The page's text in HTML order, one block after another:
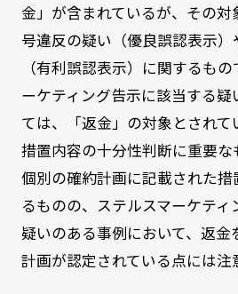
金」が含まれているが、その
号違反の疑い（優良誤認表示
（有利誤認表示）に関するも
ーケティング告示に該当する
ては、「返金」の対象とされ
措置内容の十分性判断に重要
個別の確約計画に記載された
るものの、ステルスマーケティ
疑いのある事例において、返
計画が認定されている点には注